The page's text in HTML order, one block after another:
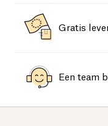
Gratis
Een team